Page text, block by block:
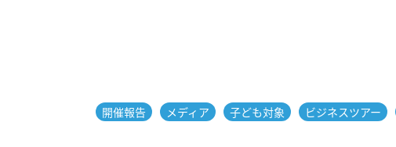
開催報告 メディア 子ども対象 ビジネスツアー